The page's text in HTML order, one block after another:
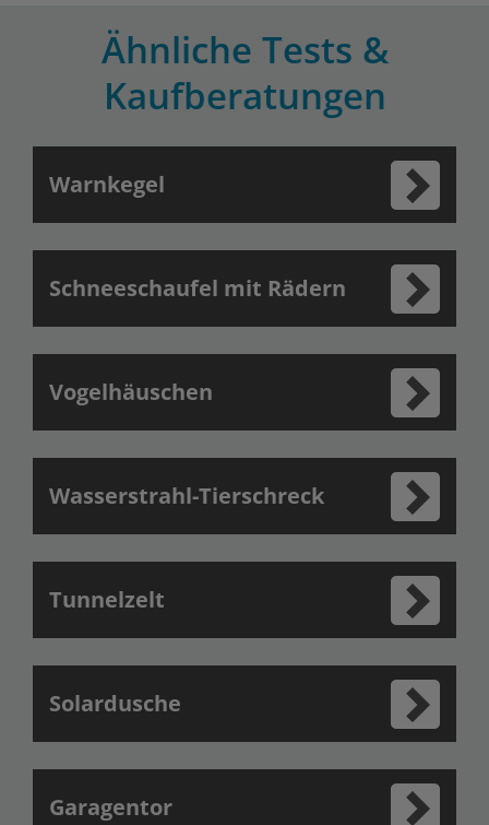
Ähnliche Tests &
Kaufberatungen
Warnkegel
Schneeschaufel mit Rädern
Vogelhäuschen
Wasserstrahl-Tierschreck
Tunnelzelt
Solardusche
Garagentor